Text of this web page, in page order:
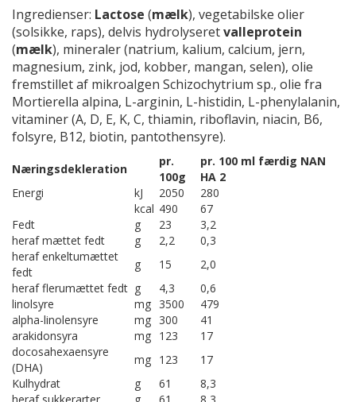
Ingredienser: Lactose (mælk), vegetabilske olier
(solsikke, raps), delvis hydrolyseretvalleprotein
(mælk), mineraler (natrium, kalium, calcium, jern,
magnesium, zink, jod, kobber, mangan, selen), olie
fremstillet af mikroalgen Schizochytrium sp., olie fra
Mortierella alpina, L-arginin, L-histidin, L-phenylalanin,
vitaminer (A, D, E, K, C, thiamin, riboflavin, niacin, B6,
folsyre, B12, biotin, pantothensyre).
Næringsdekleration
pr.
100g
pr. 100 ml færdig NAN
HA 2
Energi
kJ 2050
280
kcal 490
67
Fedt
g 23
3,2
heraf mættet fedt
g 2,2
0,3
heraf enkeltumættet
fedt
g 15
2,0
heraf flerumættet fedt g 4,3
0,6
linolsyre
mg 3500
479
alpha-linolensyre
mg 300
41
arakidonsyra
mg 123
17
docosahexaensyre
(DHA)
mg 123
17
Kulhydrat
g 61
8,3